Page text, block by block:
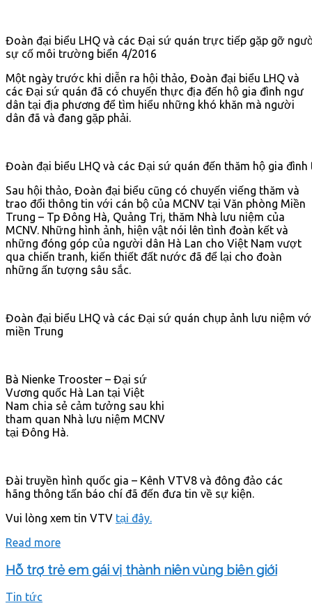
Đoàn đại biểu LHQ và các Đại sứ quán trực tiếp gặp gỡ
sự cố môi trường biển 4/2016
Một ngày trước khi diễn ra hội thảo, Đoàn đại biểu LHQ và
các Đại sứ quán đã có chuyến thực địa đến hộ gia đình ngư
dân tại địa phương để tìm hiểu những khó khăn mà người
dân đã và đang gặp phải.
Đoàn đại biểu LHQ và các Đại sứ quán đến thăm hộ gia đình
Sau hội thảo, Đoàn đại biểu cũng có chuyến viếng thăm và
trao đổi thông tin với cán bộ của MCNV tại Văn phòng Miền
Trung – Tp Đông Hà, Quảng Trị, thăm Nhà lưu niệm của
MCNV. Những hình ảnh, hiện vật nói lên tình đoàn kết và
những đóng góp của người dân Hà Lan cho Việt Nam vượt
qua chiến tranh, kiến thiết đất nước đã để lại cho đoàn
những ấn tượng sâu sắc.
Đoàn đại biểu LHQ và các Đại sứ quán chụp ảnh lưu niệm
miền Trung
Bà Nienke Trooster – Đại sứ
Vương quốc Hà Lan tại Việt
Nam chia sẻ cảm tưởng sau khi
tham quan Nhà lưu niệm MCNV
tại Đông Hà.
Đài truyền hình quốc gia – Kênh VTV8 và đông đảo các
hãng thông tấn báo chí đã đến đưa tin về sự kiện.
Vui lòng xem tin VTV tại đây.
Read more
Hỗ trợ trẻ em gái vị thành niên vùng biên giới
Tin tức